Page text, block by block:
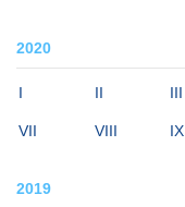
2020
I II III
VII VIII IX
2019